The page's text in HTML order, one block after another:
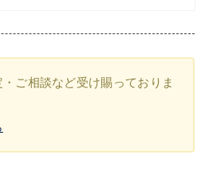
ご相談など受け賜っておりま